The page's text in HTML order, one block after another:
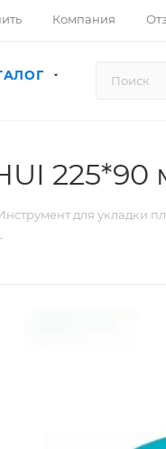
Компания
225*90
для укладки